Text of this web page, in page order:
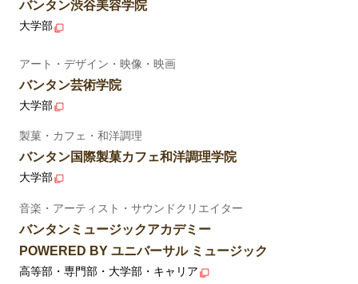
バンタン渋谷美容学院
大学部
アート・デザイン・映像・映画
バンタン芸術学院
大学部
製菓・カフェ・和洋調理
バンタン国際製菓カフェ和洋調理学院
大学部
音楽・アーティスト・サウンドクリエイター
バンタンミュージックアカデミー
POWERED BY ユニバーサル ミュージック
高等部・専門部・大学部・キャリア